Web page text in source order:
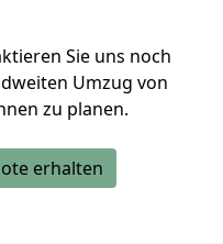
Sie uns noch
Umzug von
zu planen.
erhalten